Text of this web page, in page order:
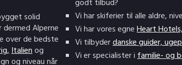
solid
Alperne
over de bedste
Italienog
og niveau når
godt tilbud?
Vi har skiferier til alle aldre,
Vi har vores egneHeart
Vi tilbyderdanske guider,
Vi er specialister ifamilie- og